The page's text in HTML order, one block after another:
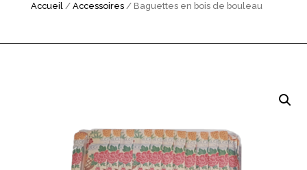
Accueil/ Accessoires/ Baguettes en bois de bouleau